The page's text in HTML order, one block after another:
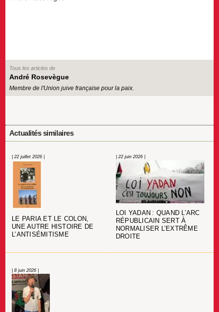
Tous les articles de
André Rosevègue
Membre de l'Union juive française pour la paix.
Actualités similaires
| 22 juillet 2026 |
LE PARIA ET LE COLON,
UNE AUTRE HISTOIRE DE
L’ANTISÉMITISME
| 22 juin 2026 |
LOI YADAN : QUAND L’ARC
RÉPUBLICAIN SERT À
NORMALISER L’EXTRÊME
DROITE
| 8 juin 2026 |